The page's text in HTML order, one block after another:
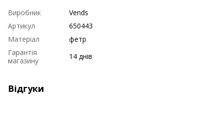
Виробник
Vends
Артикул
650443
Матеріал
фетр
Гарантія
магазину
14 днів
Відгуки